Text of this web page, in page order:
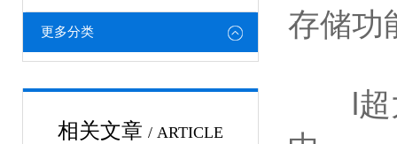
更多分类
相关文章 / ARTICLE
存储功
l超大